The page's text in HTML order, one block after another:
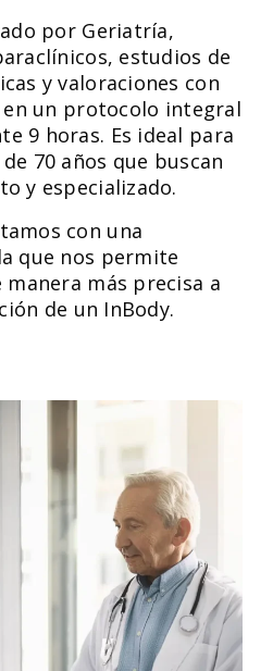
por Geriatría,
estudios de
y valoraciones con
un protocolo integral
9 horas. Es ideal para
70 años que buscan
y especializado.
con una
que nos permite
más precisa a
de un InBody.